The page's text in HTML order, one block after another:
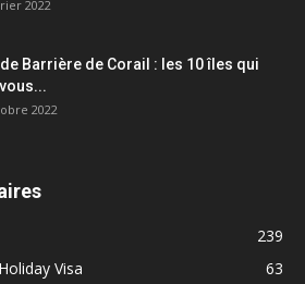
2022
Barrière de Corail : les 10 îles qui
2022
239
Visa
63